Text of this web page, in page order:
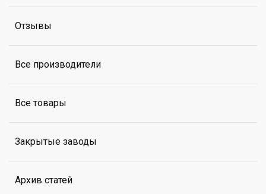
Отзывы
Все производители
Все товары
Закрытые заводы
Архив статей